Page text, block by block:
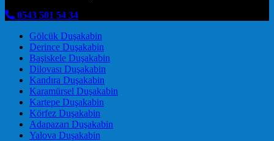
0543 501 54 34
Gölcük Duşakabin
Derince Duşakabin
Başiskele Duşakabin
Dilovası Duşakabin
Kandıra Duşakabin
Karamürsel Duşakabin
Kartepe Duşakabin
Körfez Duşakabin
Adapazarı Duşakabin
Yalova Duşakabin